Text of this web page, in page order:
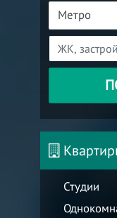
Студии